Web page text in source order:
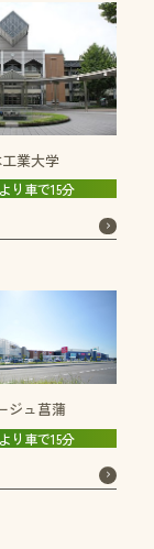
業大学
り車で15分
ジュ菖蒲
り車で15分